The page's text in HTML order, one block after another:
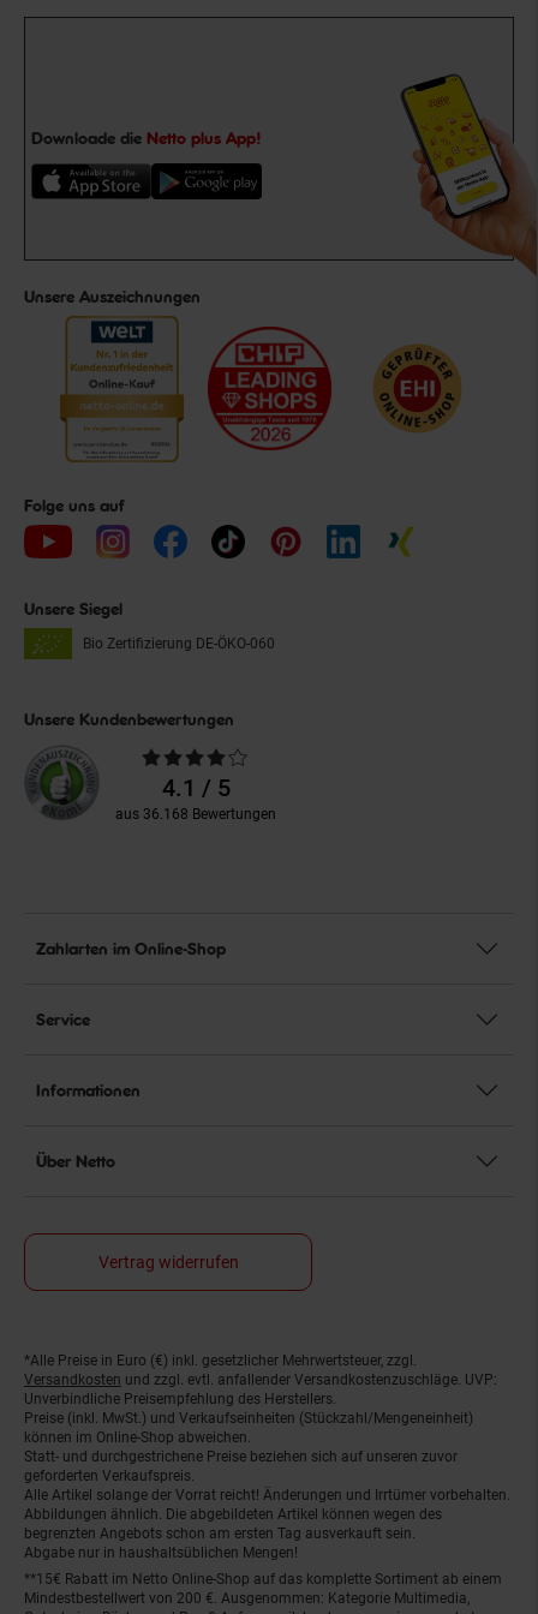
Downloade die Netto plus App!
Unsere Auszeichnungen
Folge uns auf
Unsere Siegel
Bio Zertifizierung DE-ÖKO-060
Unsere Kundenbewertungen
Durchschnittliche
Bewertungen4.1 / 5
aus 36.168 Bewertungen
Zahlarten im Online-Shop
Service
Informationen
Über Netto
Vertrag widerrufen
Fußnoten
*Alle Preise in Euro (€) inkl. gesetzlicher Mehrwertsteuer, zzgl.
Versandkosten und zzgl. evtl. anfallender Versandkostenzuschläge. UVP:
Unverbindliche Preisempfehlung des Herstellers.
Preise (inkl. MwSt.) und Verkaufseinheiten (Stückzahl/Mengeneinheit)
können im Online-Shop abweichen.
Statt- und durchgestrichene Preise beziehen sich auf unseren zuvor
geforderten Verkaufspreis.
Alle Artikel solange der Vorrat reicht! Änderungen und Irrtümer vorbehalten.
Abbildungen ähnlich. Die abgebildeten Artikel können wegen des
begrenzten Angebots schon am ersten Tag ausverkauft sein.
Abgabe nur in haushaltsüblichen Mengen!
**15€ Rabatt im Netto Online-Shop auf das komplette Sortiment ab einem
Mindestbestellwert von 200 €. Ausgenommen: Kategorie Multimedia,